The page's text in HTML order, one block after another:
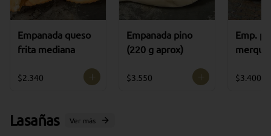
Empanada queso
frita mediana
$2.340
Empanada pino
(220 g aprox)
$3.550
Emp.
$3.400
Lasañas Ver más